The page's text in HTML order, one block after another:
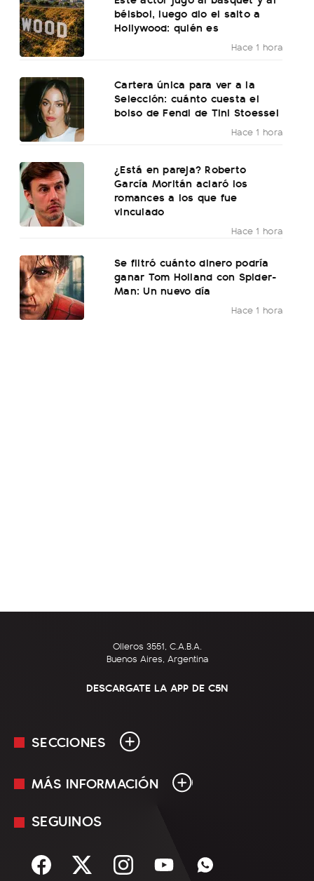
béisbol, luego dio el salto a
Hollywood: quién es
Hace 1 hora
Cartera única para ver a la
Selección: cuánto cuesta el
bolso de Fendi de Tini Stoessel
Hace 1 hora
¿Está en pareja? Roberto
García Moritán aclaró los
romances a los que fue
vinculado
Hace 1 hora
Se filtró cuánto dinero podría
ganar Tom Holland con Spider-
Man: Un nuevo día
Hace 1 hora
Olleros 3551, C.A.B.A.
Buenos Aires, Argentina
DESCARGATE LA APP DE C5N
SECCIONES
En Vivo
Sociedad
MÁS INFORMACIÓN
Mediakit
Términos y condiciones
SEGUINOS